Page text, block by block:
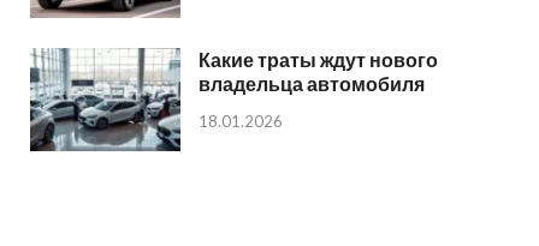
Какие траты ждут нового
владельца автомобиля
18.01.2026